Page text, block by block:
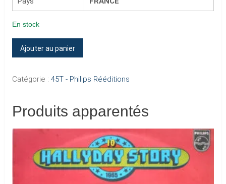
En stock
quantité
de
BRAS
(Verso
Ajouter au panier
Catégorie : 45T - Philips Rééditions
Produits apparentés